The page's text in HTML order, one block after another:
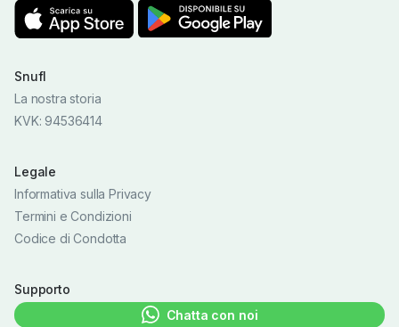
Snufl
La nostra storia
KVK: 94536414
Legale
Informativa sulla Privacy
Termini e Condizioni
Codice di Condotta
Supporto
Chatta con noi